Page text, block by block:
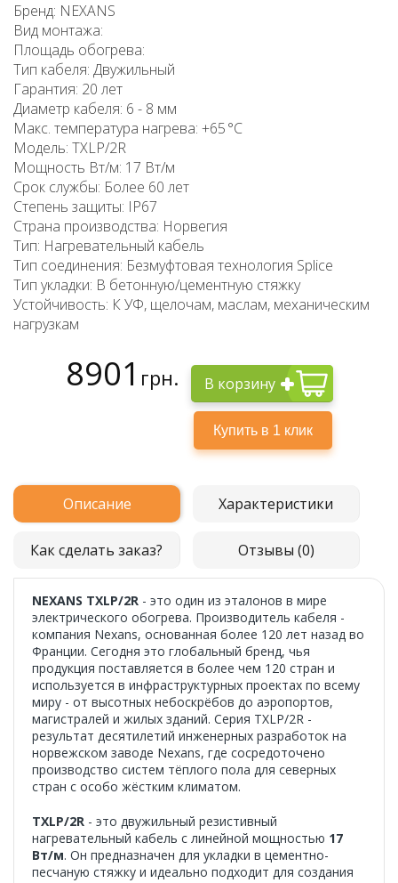
Бренд: NEXANS
Вид монтажа:
Площадь обогрева:
Тип кабеля: Двужильный
Гарантия: 20 лет
Диаметр кабеля: 6 - 8 мм
Макс. температура нагрева: +65 °C
Модель: TXLP/2R
Мощность Вт/м: 17 Вт/м
Срок службы: Более 60 лет
Степень защиты: IP67
Страна производства: Норвегия
Тип: Нагревательный кабель
Тип соединения: Безмуфтовая технология Splice
Тип укладки: В бетонную/цементную стяжку
Устойчивость: К УФ, щелочам, маслам, механическим
нагрузкам
8901 грн. В корзину
Описание Характеристики
Как сделать заказ? Отзывы (0)
NEXANS TXLP/2R - это один из эталонов в мире
электрического обогрева. Производитель кабеля -
компания Nexans, основанная более 120 лет назад во
Франции. Сегодня это глобальный бренд, чья
продукция поставляется в более чем 120 стран и
используется в инфраструктурных проектах по всему
миру - от высотных небоскрёбов до аэропортов,
магистралей и жилых зданий. Серия TXLP/2R -
результат десятилетий инженерных разработок на
норвежском заводе Nexans, где сосредоточено
производство систем тёплого пола для северных
стран с особо жёстким климатом.
TXLP/2R - это двужильный резистивный
нагревательный кабель с линейной мощностью 17
Вт/м. Он предназначен для укладки в цементно-
песчаную стяжку и идеально подходит для создания